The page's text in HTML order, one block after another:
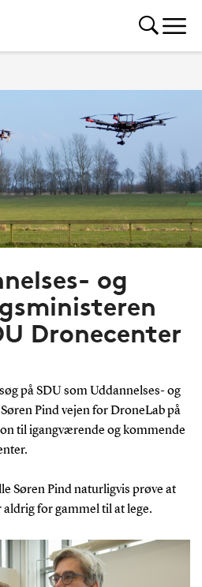
og
Dronecenter
på SDU som Uddannelses- og
Pind vejen for DroneLab på
til igangværende og kommende
Søren Pind naturligvis prøve at
for gammel til at lege.